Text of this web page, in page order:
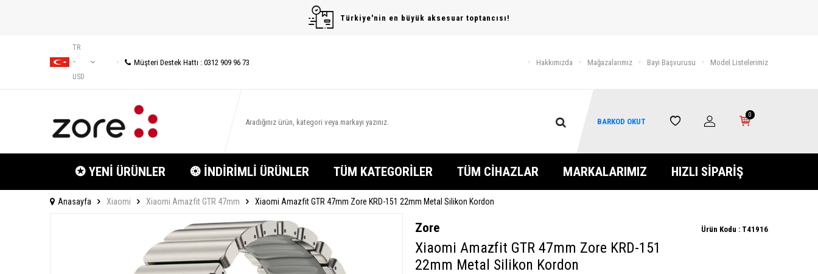
Türkiye'nin en büyük aksesuar toptancısı!
TR
−
USD
Müşteri Destek Hattı : 0312 909 96 73 Hakkımızda Mağazalarımız Bayi Başvurusu Model Listelerimiz
BARKOD OKUT
0
✪ YENİ ÜRÜNLER ❂ İNDİRİMLİ ÜRÜNLER TÜM KATEGORİLER TÜM CİHAZLAR MARKALARIMIZ HIZLI SİPARİŞ
Anasayfa Xiaomi Xiaomi Amazfit GTR 47mm Xiaomi Amazfit GTR 47mm Zore KRD-151 22mm Metal Silikon Kordon
Zore Ürün Kodu : T41916
Xiaomi Amazfit GTR 47mm Zore KRD-151
22mm Metal Silikon Kordon